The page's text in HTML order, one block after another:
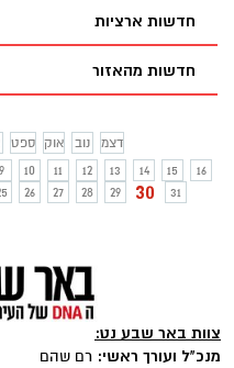
חדשות ארציות
חדשות מהאזור
ספט אוק נוב
דצמ
9 10 11 12 13 14 15
16
26 27 28 29 30 31
צוות באר שבע נט:
מנכ"ל ועורך ראשי: רם שהם